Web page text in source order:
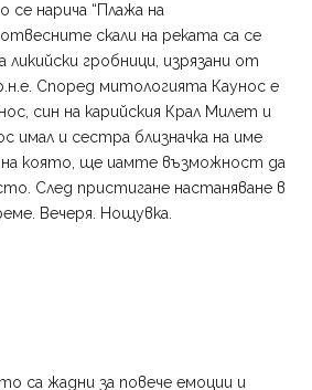
се нарича “Плажа на
скали на реката са се
ликийски гробници, изрязани от
Според митологията Каунос е
син на карийския Крал Милет и
имал и сестра близначка на име
на която, ще иамте възможност да
След пристигане настаняване в
Вечеря. Нощувка.
са жадни за повече емоции и